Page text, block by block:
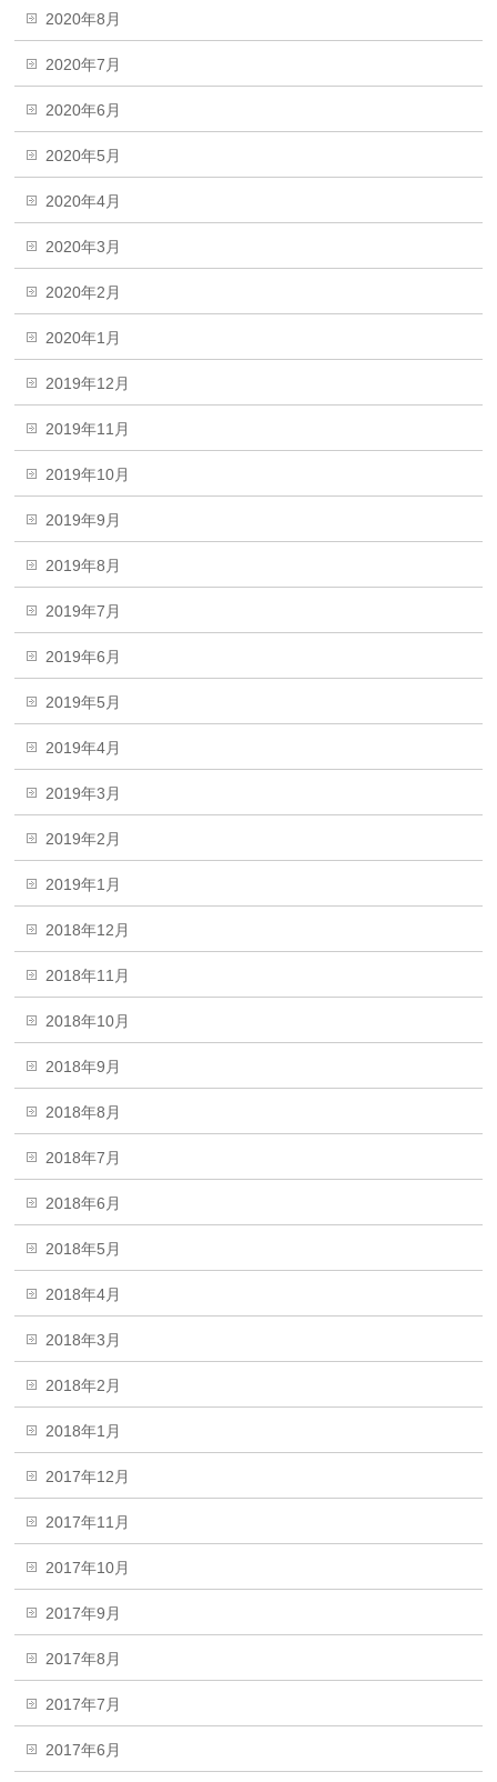
2020年8月
2020年7月
2020年6月
2020年5月
2020年4月
2020年3月
2020年2月
2020年1月
2019年12月
2019年11月
2019年10月
2019年9月
2019年8月
2019年7月
2019年6月
2019年5月
2019年4月
2019年3月
2019年2月
2019年1月
2018年12月
2018年11月
2018年10月
2018年9月
2018年8月
2018年7月
2018年6月
2018年5月
2018年4月
2018年3月
2018年2月
2018年1月
2017年12月
2017年11月
2017年10月
2017年9月
2017年8月
2017年7月
2017年6月